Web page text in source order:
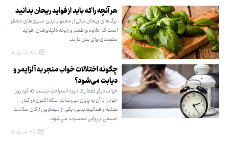
هر آنچه را که باید از فواید ریحان بدانید
برگ‌های ریحان، یکی از محبوب‌ترین سبزی‌های معطر
است که علاوه ‌بر طعم و رایحه دلپذیرشان، فواید
متعددی برای بدن دارند.
۱۴۰۵.۰۴.۳۰
چگونه اختلالات خواب منجر به آلزایمر و
دیابت می‌شود؟
خواب دیگر فقط یک دوره استراحت نیست که فرد روز
خود را با آن به پایان می‌رساند، بلکه اکنون در کنار
تغذیه و فعالیت بدنی، یکی از مهمترین ارکان سلامت
جسمی و روانی محسوب می‌شود.
۱۴۰۵.۰۴.۲۹